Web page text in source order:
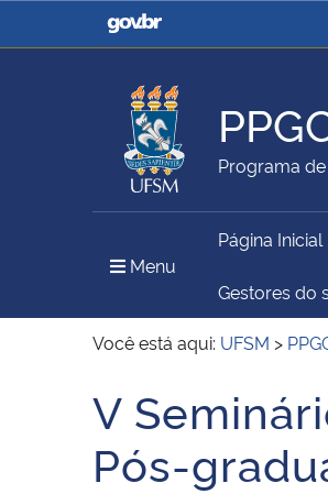
Casa Civil
Ministério da Agricultura,
Pecuária e Abastecimento
Ministério do Meio Ambiente
Programa
Menu
Página Inicial
Gestores do
Você está aqui: UFSM >
Início do conteúdo
V
Pós-